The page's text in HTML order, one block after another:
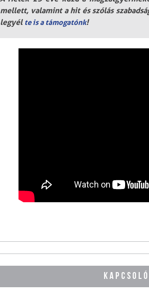
mellett, valamint a hit és szólás
legyél te is a támogatónk!